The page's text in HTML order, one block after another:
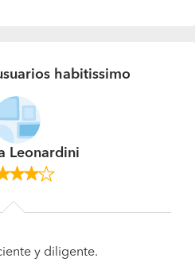
habitissimo
Leonardini
y diligente.